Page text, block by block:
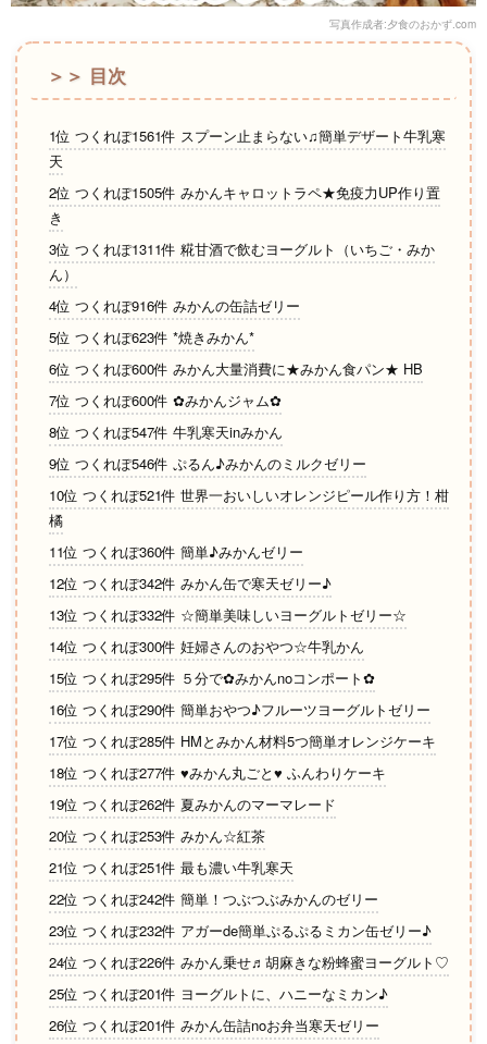
写真作成者:夕食のおかず.com
＞＞ 目次
1位 つくれぽ1561件 スプーン止まらない♫簡単デザート牛乳寒
天
2位 つくれぽ1505件 みかんキャロットラペ★免疫力UP作り置
き
3位 つくれぽ1311件 糀甘酒で飲むヨーグルト（いちご・みか
ん）
4位 つくれぽ916件 みかんの缶詰ゼリー
5位 つくれぽ623件 *焼きみかん*
6位 つくれぽ600件 みかん大量消費に★みかん食パン★ HB
7位 つくれぽ600件 ✿みかんジャム✿
8位 つくれぽ547件 牛乳寒天inみかん
9位 つくれぽ546件 ぷるん♪みかんのミルクゼリー
10位 つくれぽ521件 世界一おいしいオレンジピール作り方！柑
橘
11位 つくれぽ360件 簡単♪みかんゼリー
12位 つくれぽ342件 みかん缶で寒天ゼリー♪
13位 つくれぽ332件 ☆簡単美味しいヨーグルトゼリー☆
14位 つくれぽ300件 妊婦さんのおやつ☆牛乳かん
15位 つくれぽ295件 ５分で✿みかんnoコンポート✿
16位 つくれぽ290件 簡単おやつ♪フルーツヨーグルトゼリー
17位 つくれぽ285件 HMとみかん材料5つ簡単オレンジケーキ
18位 つくれぽ277件 ♥みかん丸ごと♥ ふんわりケーキ
19位 つくれぽ262件 夏みかんのマーマレード
20位 つくれぽ253件 みかん☆紅茶
21位 つくれぽ251件 最も濃い牛乳寒天
22位 つくれぽ242件 簡単！つぶつぶみかんのゼリー
23位 つくれぽ232件 アガーde簡単ぷるぷるミカン缶ゼリー♪
24位 つくれぽ226件 みかん乗せ♬胡麻きな粉蜂蜜ヨーグルト♡
25位 つくれぽ201件 ヨーグルトに、ハニーなミカン♪
26位 つくれぽ201件 みかん缶詰noお弁当寒天ゼリー